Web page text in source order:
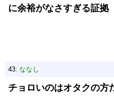
に余裕がなさすぎる証拠
43: ななし
チョロいのはオタクの方